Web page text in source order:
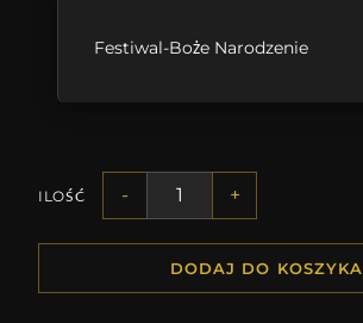
Festiwal-Boże Narodzenie
ILOŚĆ - +
DODAJ DO KOSZYKA